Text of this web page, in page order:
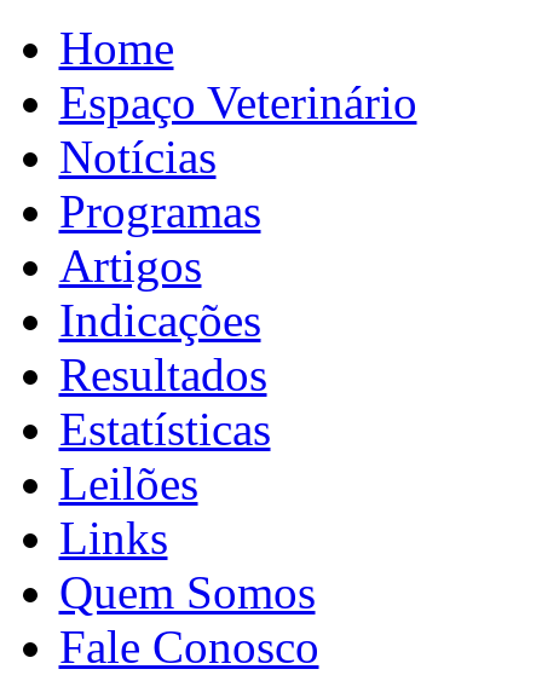
Home
Espaço Veterinário
Notícias
Programas
Artigos
Indicações
Resultados
Estatísticas
Leilões
Links
Quem Somos
Fale Conosco